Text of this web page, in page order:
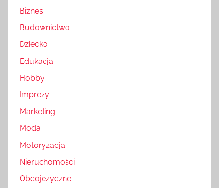
Biznes
Budownictwo
Dziecko
Edukacja
Hobby
Imprezy
Marketing
Moda
Motoryzacja
Nieruchomości
Obcojęzyczne